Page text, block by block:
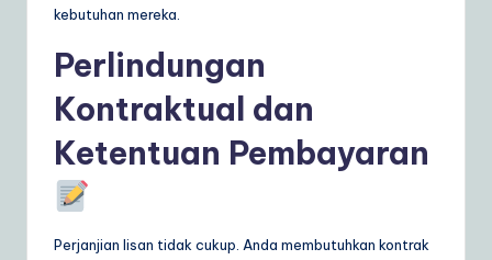
kebutuhan mereka.
Perlindungan
Kontraktual dan
Ketentuan Pembayaran
Perjanjian lisan tidak cukup. Anda membutuhkan kontrak